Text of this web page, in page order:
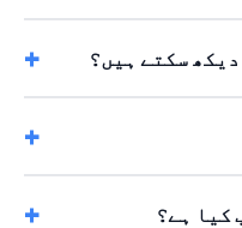
سکتے ہیں؟
کیا ہے؟